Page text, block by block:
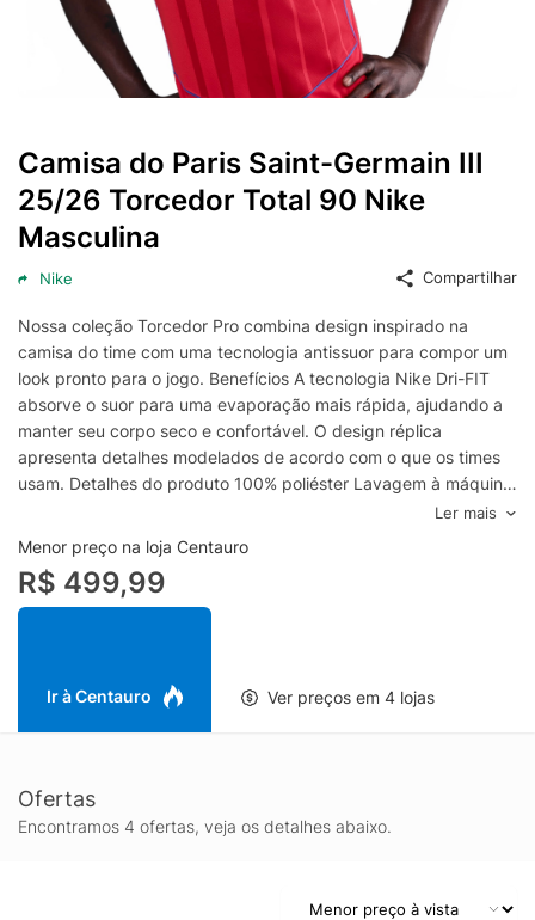
Camisa do Paris Saint-Germain III
25/26 Torcedor Total 90 Nike
Masculina
Nike Compartilhar
Nossa coleção Torcedor Pro combina design inspirado na
camisa do time com uma tecnologia antissuor para compor um
look pronto para o jogo. Benefícios A tecnologia Nike Dri-FIT
absorve o suor para uma evaporação mais rápida, ajudando a
manter seu corpo seco e confortável. O design réplica
apresenta detalhes modelados de acordo com o que os times
usam. Detalhes do produto 100% poliéster Lavagem à máquina
Ler mais
Menor preço na loja Centauro
R$ 499,99
Ir à Centauro Ver preços em 4 lojas
Ofertas
Encontramos 4 ofertas, veja os detalhes abaixo.